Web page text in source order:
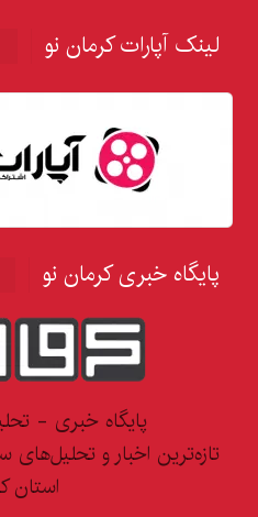
لینک آپارات کرمان نو
پایگاه خبری کرمان نو
پایگاه خبری -
تازه‌ترین اخبار و
استان